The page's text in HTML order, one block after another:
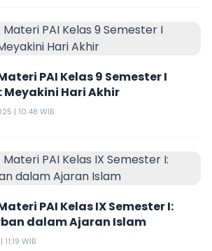
PAI Kelas 9 Semester I
Meyakini Hari Akhir
| 10:48 WIB
PAI Kelas IX Semester I:
dalam Ajaran Islam
WIB